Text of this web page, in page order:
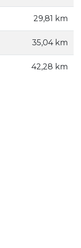
29,81 km
35,04 km
42,28 km